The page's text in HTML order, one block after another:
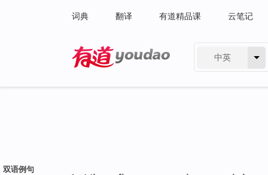
词典 翻译 有道精品课 云笔记
中英
双语例句